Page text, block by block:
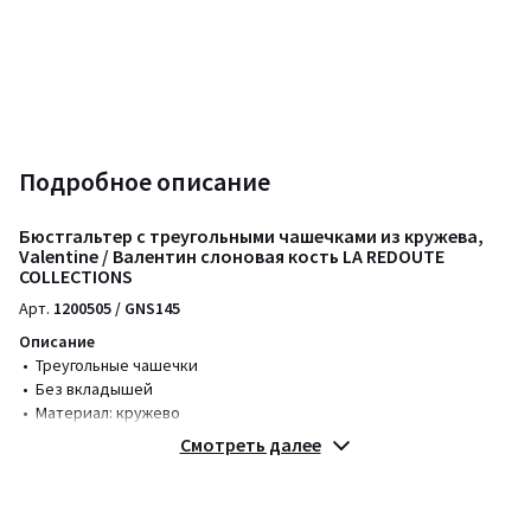
Подробное описание
Бюстгальтер с треугольными чашечками из кружева,
Valentine / Валентин слоновая кость LA REDOUTE
COLLECTIONS
Арт. 1200505 / GNS145
Описание
• Треугольные чашечки
• Без вкладышей
• Материал: кружево
• Спинка из микрофибры
• Регулируемые бретели
Смотреть далее